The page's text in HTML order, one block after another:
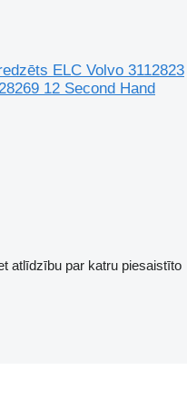
ELC Volvo 3112823
12 Second Hand
atlīdzību par katru piesaistīto